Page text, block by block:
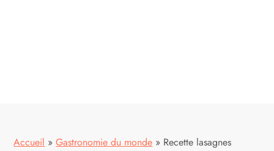
Accueil » Gastronomie du monde » Recette lasagnes